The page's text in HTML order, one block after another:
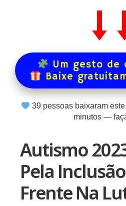
Um gesto de
Baixe
39pessoas baixaram
minutos —
Autismo
Pela Inclusão
Frente Na